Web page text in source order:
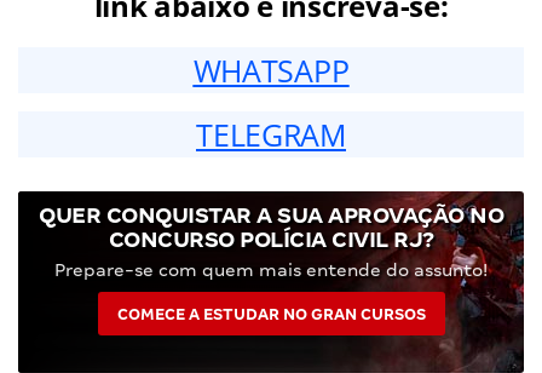
WHATSAPP
TELEGRAM
QUER CONQUISTAR A SUA APROVAÇÃO NO
CONCURSO POLÍCIA CIVIL RJ?
Prepare-se com quem mais entende do assunto!
COMECE A ESTUDAR NO GRAN CURSOS